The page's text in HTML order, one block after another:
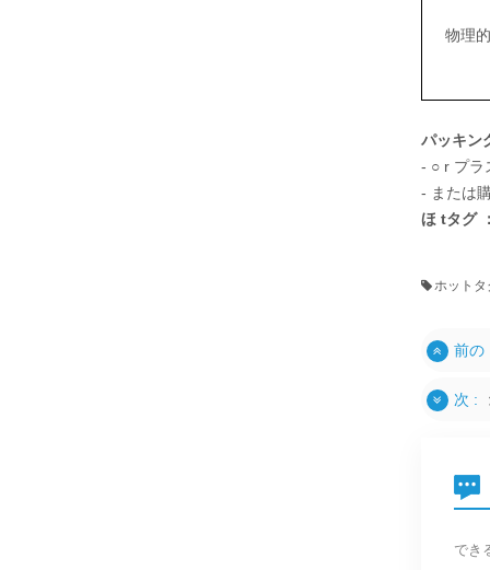
物理
パッキン
- ○ r プラ
- または
ほ tタグ
ホット
前の
次 :
でき